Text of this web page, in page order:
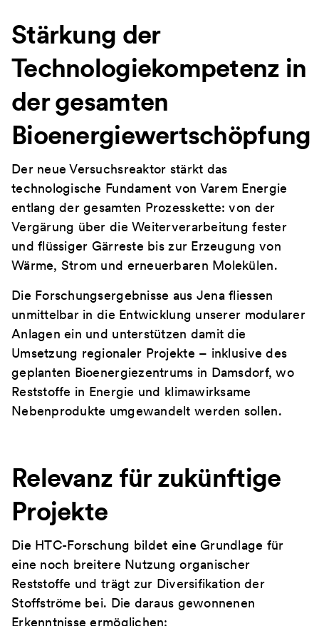
Stärkung der
Technologiekompetenz in
der gesamten
Bioenergiewertschöpfung
Der neue Versuchsreaktor stärkt das
technologische Fundament von Varem Energie
entlang der gesamten Prozesskette: von der
Vergärung über die Weiterverarbeitung fester
und flüssiger Gärreste bis zur Erzeugung von
Wärme, Strom und erneuerbaren Molekülen.
Die Forschungsergebnisse aus Jena fliessen
unmittelbar in die Entwicklung unserer modularer
Anlagen ein und unterstützen damit die
Umsetzung regionaler Projekte – inklusive des
geplanten Bioenergiezentrums in Damsdorf, wo
Reststoffe in Energie und klimawirksame
Nebenprodukte umgewandelt werden sollen.
Relevanz für zukünftige
Projekte
Die HTC-Forschung bildet eine Grundlage für
eine noch breitere Nutzung organischer
Reststoffe und trägt zur Diversifikation der
Stoffströme bei. Die daraus gewonnenen
Erkenntnisse ermöglichen: